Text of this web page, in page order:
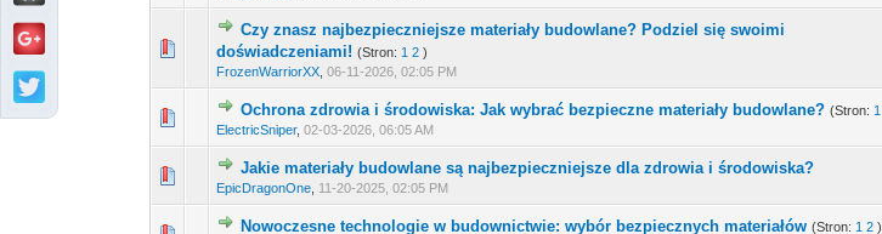
Czy znasz najbezpieczniejsze materiały budowlane? Podziel się swoimi
doświadczeniami! (Stron: 1 2 )
FrozenWarriorXX 06-11-2026, 02:05 PM
0 głosów - średnia ocena: 0 na 5 gwiazdek
Ochrona zdrowia i środowiska: Jak wybrać bezpieczne materiały budowlane? (Stron: 1
ElectricSniper, 02-03-2026, 06:05 AM
0 głosów - średnia ocena: 0 na 5 gwiazdek
12345
Jakie materiały budowlane są najbezpieczniejsze dla zdrowia i środowiska?
EpicDragonOne 11-20-2025, 02:05 PM
0 głosów - średnia ocena: 0 na 5 gwiazdek
12345
Nowoczesne technologie w budownictwie: wybór bezpiecznych materiałów (Stron: 1 2 )